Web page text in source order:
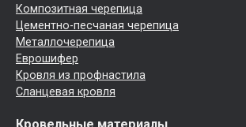
Композитная черепица
Цементно-песчаная черепица
Металлочерепица
Еврошифер
Кровля из профнастила
Сланцевая кровля